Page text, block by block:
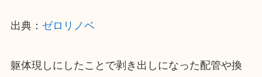
出典： ゼロリノベ
躯体現しにしたことで剥き出しになった配管や換